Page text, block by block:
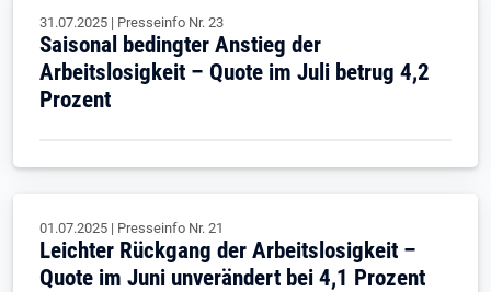
31.07.2025 | Presseinfo Nr. 23
Saisonal bedingter Anstieg der
Arbeitslosigkeit – Quote im Juli betrug 4,2
Prozent
01.07.2025 | Presseinfo Nr. 21
Leichter Rückgang der Arbeitslosigkeit –
Quote im Juni unverändert bei 4,1 Prozent